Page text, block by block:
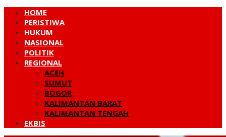
HOME
PERISTIWA
HUKUM
NASIONAL
POLITIK
REGIONAL
ACEH
SUMUT
BOGOR
KALIMANTAN BARAT
KALIMANTAN TENGAH
EKBIS